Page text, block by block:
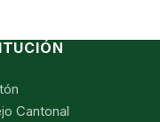
Cantonal